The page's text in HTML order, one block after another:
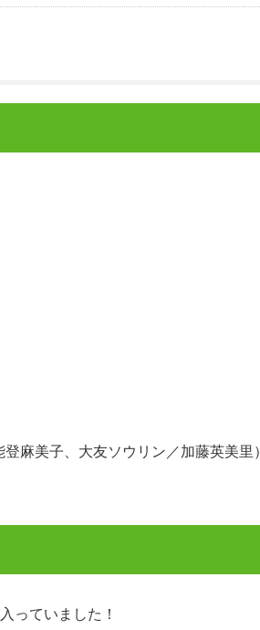
麻美子、大友ソウリン／加藤英美里）
っていました！